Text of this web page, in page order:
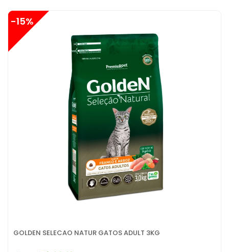
GOLDEN SELECAO NATUR GATOS ADULT 3KG
-15%